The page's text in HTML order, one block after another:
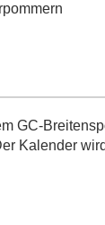
GC-
Kalender